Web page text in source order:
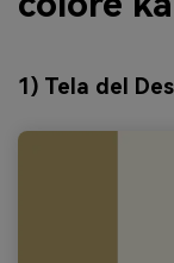
1) Tela del